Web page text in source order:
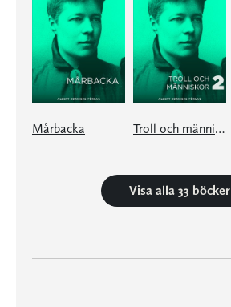
Mårbacka Troll och människor II
Visa alla 33 böcker